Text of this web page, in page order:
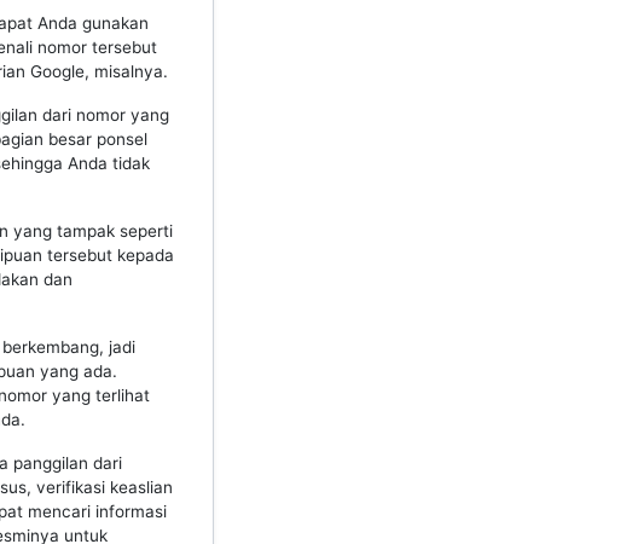
Anda gunakan
nomor tersebut
Google, misalnya.
dari nomor yang
besar ponsel
Anda tidak
yang tampak seperti
tersebut kepada
dan
jadi
yang ada.
yang terlihat
panggilan dari
verifikasi keaslian
mencari informasi
untuk